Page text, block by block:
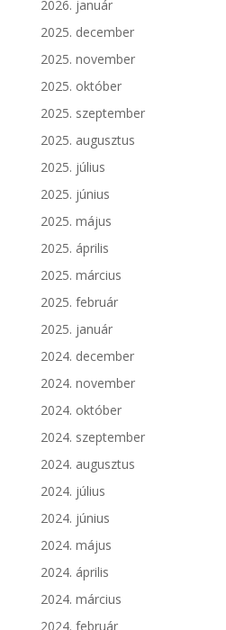
2026. január
2025. december
2025. november
2025. október
2025. szeptember
2025. augusztus
2025. július
2025. június
2025. május
2025. április
2025. március
2025. február
2025. január
2024. december
2024. november
2024. október
2024. szeptember
2024. augusztus
2024. július
2024. június
2024. május
2024. április
2024. március
2024. február